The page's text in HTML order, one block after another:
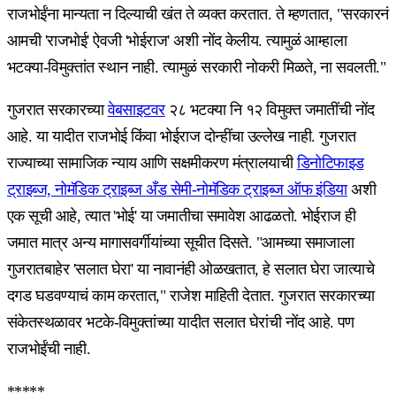
राजभोईंना मान्यता न दिल्याची खंत ते व्यक्त करतात. ते म्हणतात, "सरकारनं
आमची 'राजभोई' ऐवजी 'भोईराज' अशी नोंद केलीय. त्यामुळं आम्हाला
भटक्या-विमुक्तांत स्थान नाही. त्यामुळं सरकारी नोकरी मिळते, ना सवलती."
गुजरात सरकारच्यावेबसाइटवर२८ भटक्या नि १२ विमुक्त जमातींची नोंद
आहे. या यादीत राजभोई किंवा भोईराज दोन्हींचा उल्लेख नाही. गुजरात
राज्याच्या सामाजिक न्याय आणि सक्षमीकरण मंत्रालयाचीडिनोटिफाइड
ट्राइब्ज, नोमॅडिक ट्राइब्ज अँड सेमी-नोमॅडिक ट्राइब्ज ऑफ इंडियाअशी
एक सूची आहे, त्यात 'भोई' या जमातीचा समावेश आढळतो. भोईराज ही
जमात मात्र अन्य मागासवर्गीयांच्या सूचीत दिसते. "आमच्या समाजाला
गुजरातबाहेर 'सलात घेरा' या नावानंही ओळखतात, हे सलात घेरा जात्याचे
दगड घडवण्याचं काम करतात," राजेश माहिती देतात. गुजरात सरकारच्या
संकेतस्थळावर भटके-विमुक्तांच्या यादीत सलात घेरांची नोंद आहे. पण
राजभोईंची नाही.
*****